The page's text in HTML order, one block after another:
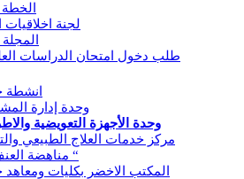
الخطة
لجنة
طلب دخول امتحان الدراسات العليا
انشطة
وحدة إدارة
وحدة الأجهزة التعويضية
مركز خدمات العلاج الطبيعي
“مناهضة العنف ضد المرأة “
المكتب الاخضر بكليات ومعاهد